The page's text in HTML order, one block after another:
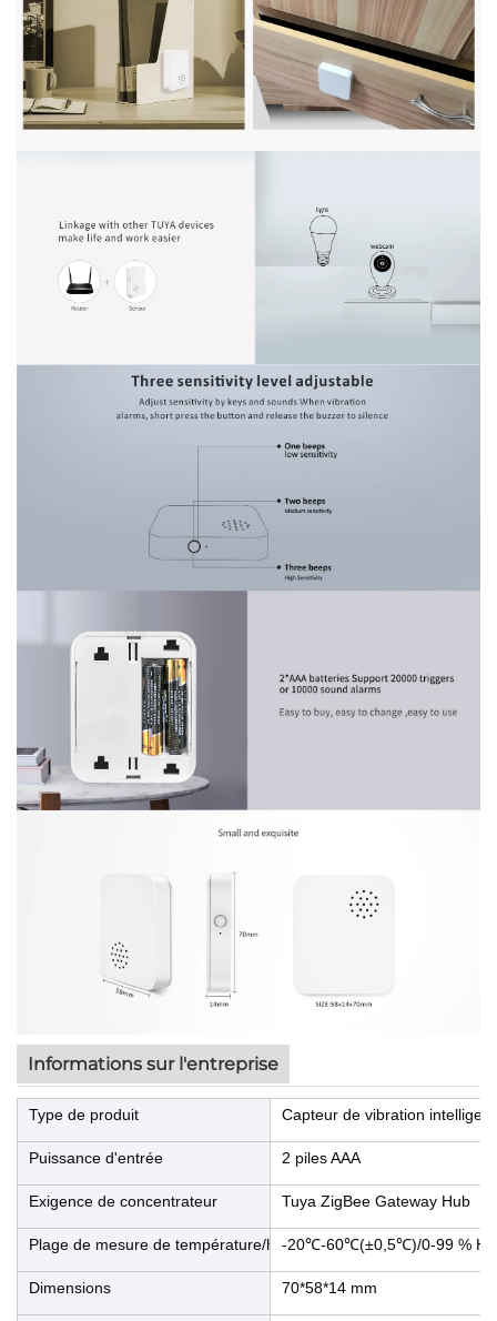
Informations sur l'entreprise
Type de produit Capteur de vibration
Puissance d'entrée 2 piles AAA
Exigence de concentrateur Tuya ZigBee Gateway Hub
Plage de mesure de température/humidité-20℃-60℃(±0,5℃)/0-99 %
Dimensions 70*58*14 mm